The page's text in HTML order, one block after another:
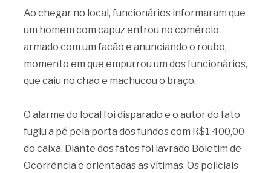
Ao chegar no local, funcionários informaram que
um homem com capuz entrou no comércio
armado com um facão e anunciando o roubo,
momento em que empurrou um dos funcionários,
que caiu no chão e machucou o braço.
O alarme do local foi disparado e o autor do fato
fugiu a pé pela porta dos fundos com R$1.400,00
do caixa. Diante dos fatos foi lavrado Boletim de
Ocorrência e orientadas as vítimas. Os policiais